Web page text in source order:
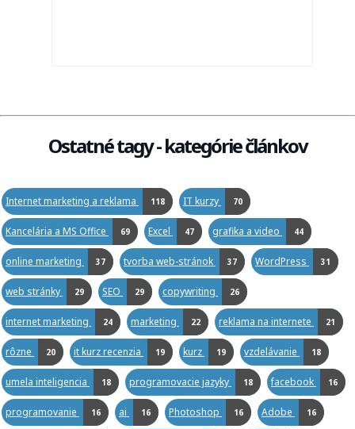
Ostatné tagy - kategórie článkov
Internet marketing a reklama 118 IT kurzy 70
Kancelária a MS Office 69 Excel 47 grafika a video 44
online marketing 37 tvorba web-stránok 37 WordPress 31
web stránky 29 SEO 29 copywriting 26
internet marketing 24 marketing 22 reklama na internete 21
rôzne 20 it kurz recenzia 19 kurz 19 vzdelávanie 18
umela inteligencia 18 programovacie jazyky 18 facebook 16
programovanie 16 ai 16 Photoshop 16 Adobe 16